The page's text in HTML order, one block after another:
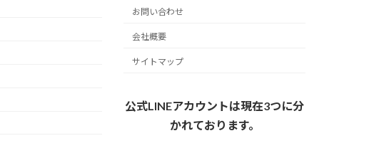
お問い合わせ
会社概要
サイトマップ
公式LINEアカウントは現在3つに分
かれております。